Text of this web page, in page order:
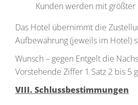
Kunden werden mit
Das Hotel übernimmt die
Aufbewahrung (jeweils im Hotel)
Wunsch – gegen Entgelt die
Vorstehende Ziffer 1 Satz 2 bis 5
VIII. Schlussbestimmungen